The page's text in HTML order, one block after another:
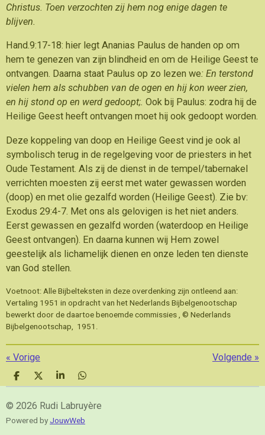
Christus. Toen verzochten zij hem nog enige dagen te
blijven.
Hand.9:17-18: hier legt Ananias Paulus de handen op om
hem te genezen van zijn blindheid en om de Heilige Geest te
ontvangen. Daarna staat Paulus op zo lezen we: En terstond
vielen hem als schubben van de ogen en hij kon weer zien,
en hij stond op en werd gedoopt;. Ook bij Paulus: zodra hij de
Heilige Geest heeft ontvangen moet hij ook gedoopt worden.
Deze koppeling van doop en Heilige Geest vind je ook al
symbolisch terug in de regelgeving voor de priesters in het
Oude Testament. Als zij de dienst in de tempel/tabernakel
verrichten moesten zij eerst met water gewassen worden
(doop) en met olie gezalfd worden (Heilige Geest). Zie bv:
Exodus 29:4-7. Met ons als gelovigen is het niet anders.
Eerst gewassen en gezalfd worden (waterdoop en Heilige
Geest ontvangen). En daarna kunnen wij Hem zowel
geestelijk als lichamelijk dienen en onze leden ten dienste
van God stellen.
Voetnoot: Alle Bijbelteksten in deze overdenking zijn ontleend aan:
Vertaling 1951 in opdracht van het Nederlands Bijbelgenootschap
bewerkt door de daartoe benoemde commissies , © Nederlands
Bijbelgenootschap, 1951.
« Vorige Volgende »
D
e
e
n
D
e
S
h
r
e
D
e
e
n
© 2026 Rudi Labruyère
Powered by JouwWeb